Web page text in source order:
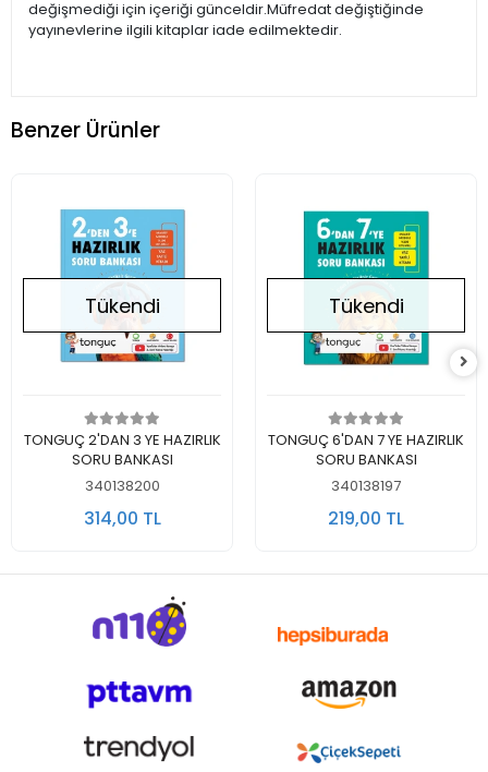
değişmediği için içeriği günceldir.Müfredat değiştiğinde
yayınevlerine ilgili kitaplar iade edilmektedir.
Benzer Ürünler
Stokta Yok
Tükendi
TONGUÇ 2'DAN 3 YE HAZIRLIK
SORU BANKASI
340138200
314,00 TL
Stokta Yok
Tükendi
TONGUÇ 6'DAN 7 YE HAZIRLIK
SORU BANKASI
340138197
219,00 TL